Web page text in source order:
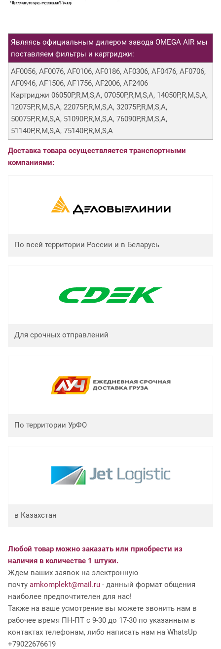
Являясь официальным дилером завода OMEGA AIR мы
поставляем фильтры и картриджи:
AF0056, AF0076, AF0106, AF0186, AF0306, AF0476, AF0706,
AF0946, AF1506, AF1756, AF2006, AF2406
Картриджи 06050P,R,M,S,A, 07050P,R,M,S,A, 14050P,R,M,S,A,
12075P,R,M,S,A, 22075P,R,M,S,A, 32075P,R,M,S,A,
50075P,R,M,S,A, 51090P,R,M,S,A, 76090P,R,M,S,A,
51140P,R,M,S,A, 75140P,R,M,S,A
Доставка товара осуществляется транспортными
компаниями:
По всей территории России и в Беларусь
Для срочных отправлений
По территории УрФО
в Казахстан
Любой товар можно заказать или приобрести из
наличия в количестве 1 штуки.
Ждем ваших заявок на электронную
почту amkomplekt@mail.ru - данный формат общения
наиболее предпочтителен для нас!
Также на ваше усмотрение вы можете звонить нам в
рабочее время ПН-ПТ с 9-30 до 17-30 по указанным в
контактах телефонам, либо написать нам на WhatsUp
+79022676619